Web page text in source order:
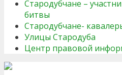
Стародубчане –
битвы
Стародубчане-
Улицы Стародуба
Центр правовой